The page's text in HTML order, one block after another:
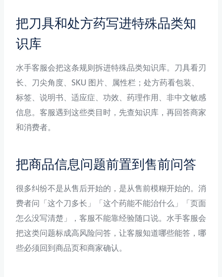
把刀具和处方药写进特殊品类知
识库
水手客服会把这条规则拆进特殊品类知识库。刀具看刃
长、刀尖角度、SKU 图片、属性栏；处方药看包装、
标签、说明书、适应症、功效、药理作用、非中文敏感
信息。客服遇到这些类目时，先查知识库，再回答商家
和消费者。
把商品信息问题前置到售前问答
很多纠纷不是从售后开始的，是从售前模糊开始的。消
费者问「这个刀多长」「这个药能不能治什么」「页面
怎么没写清楚」，客服不能靠经验随口说。水手客服会
把这类问题标成高风险问答，让客服知道哪些能答，哪
些必须回到商品页和商家确认。